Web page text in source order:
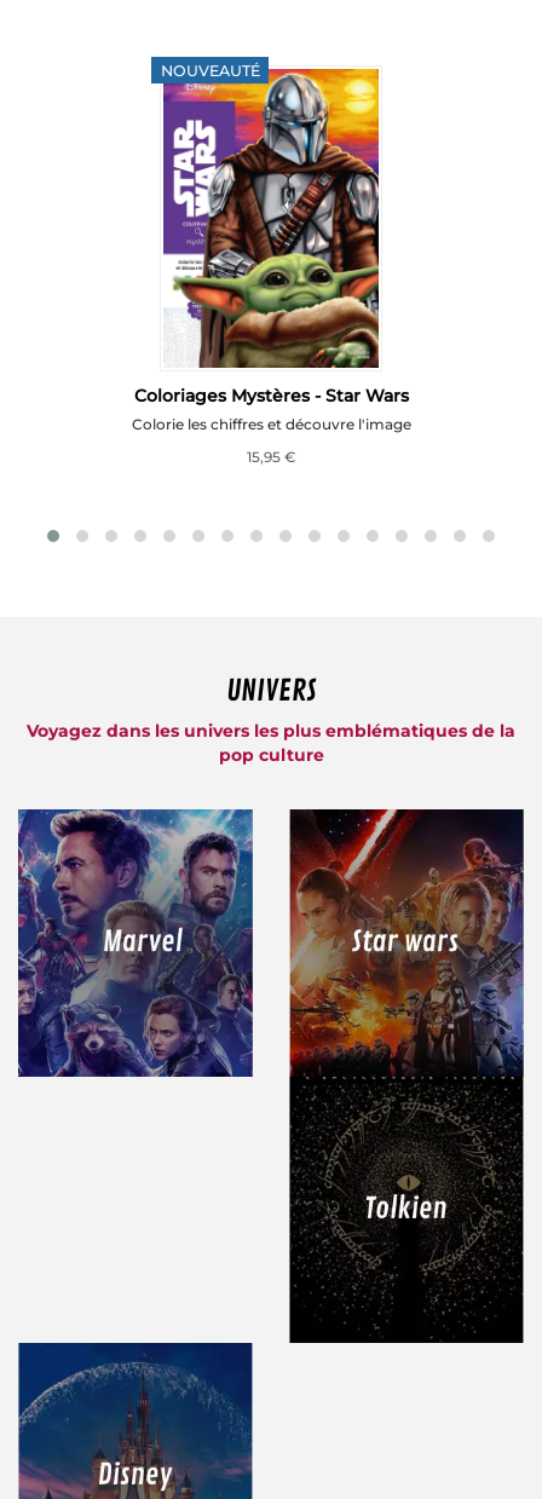
NOUVEAUTÉ
Coloriages Mystères - Star Wars
Colorie les chiffres et découvre l'image
15,95 €
UNIVERS
Voyagez dans les univers les plus emblématiques de la
pop culture